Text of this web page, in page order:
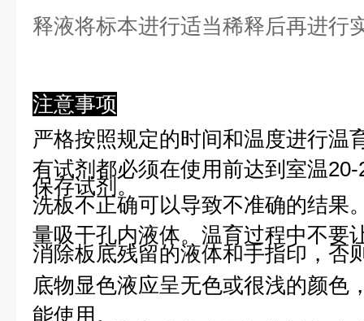
释液将标本进行适当稀释后再进行
注意事项
严格按照规定的时间和温度进行温
有试剂都必须在使用前达到室温
保存试剂。
洗板不正确可以导致不准确的结果
量吸干孔内液体。温育过程中不要
消除板底残留的液体和手指印，否
底物显色液应呈无色或很浅的颜色
能使用。